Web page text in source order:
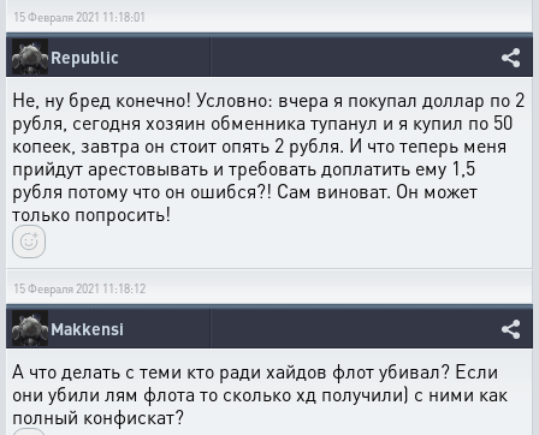
15 Февраля 2021 11:18:01
Republic
Не, ну бред конечно! Условно: вчера я покупал доллар по 2
рубля, сегодня хозяин обменника тупанул и я купил по 50
копеек, завтра он стоит опять 2 рубля. И что теперь меня
прийдут арестовывать и требовать доплатить ему 1,5
рубля потому что он ошибся?! Сам виноват. Он может
только попросить!
15 Февраля 2021 11:18:12
Makkensi
А что делать с теми кто ради хайдов флот убивал? Если
они убили лям флота то сколько хд получили) с ними как
полный конфискат?